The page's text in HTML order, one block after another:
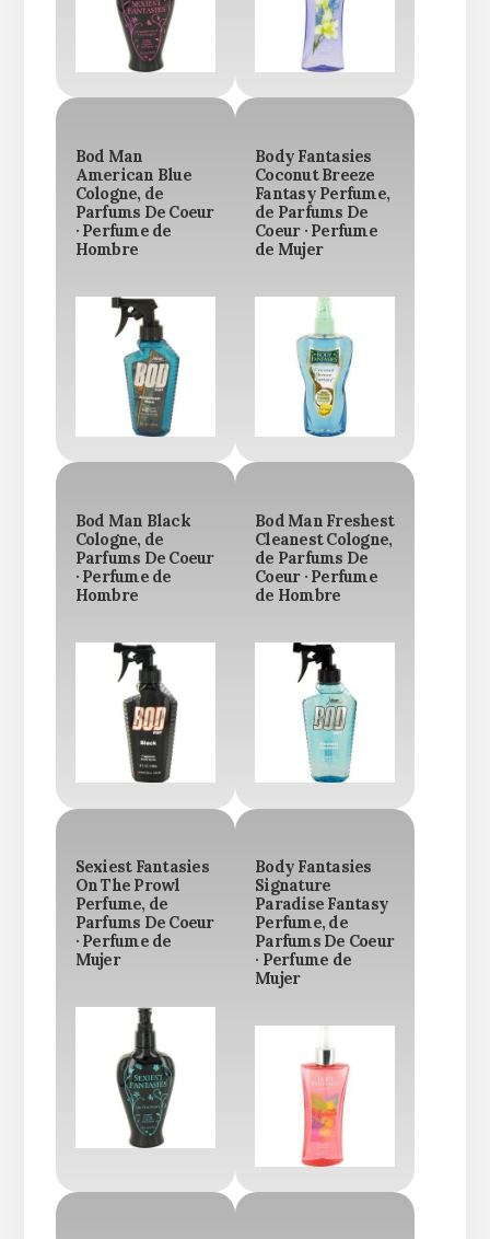
Bod Man
American Blue
Cologne, de
Parfums De Coeur
· Perfume de
Hombre
Body Fantasies
Coconut Breeze
Fantasy Perfume,
de Parfums De
Coeur · Perfume
de Mujer
Bod Man Black
Cologne, de
Parfums De Coeur
· Perfume de
Hombre
Bod Man Freshest
Cleanest Cologne,
de Parfums De
Coeur · Perfume
de Hombre
Sexiest Fantasies
On The Prowl
Perfume, de
Parfums De Coeur
· Perfume de
Mujer
Body Fantasies
Signature
Paradise Fantasy
Perfume, de
Parfums De Coeur
· Perfume de
Mujer